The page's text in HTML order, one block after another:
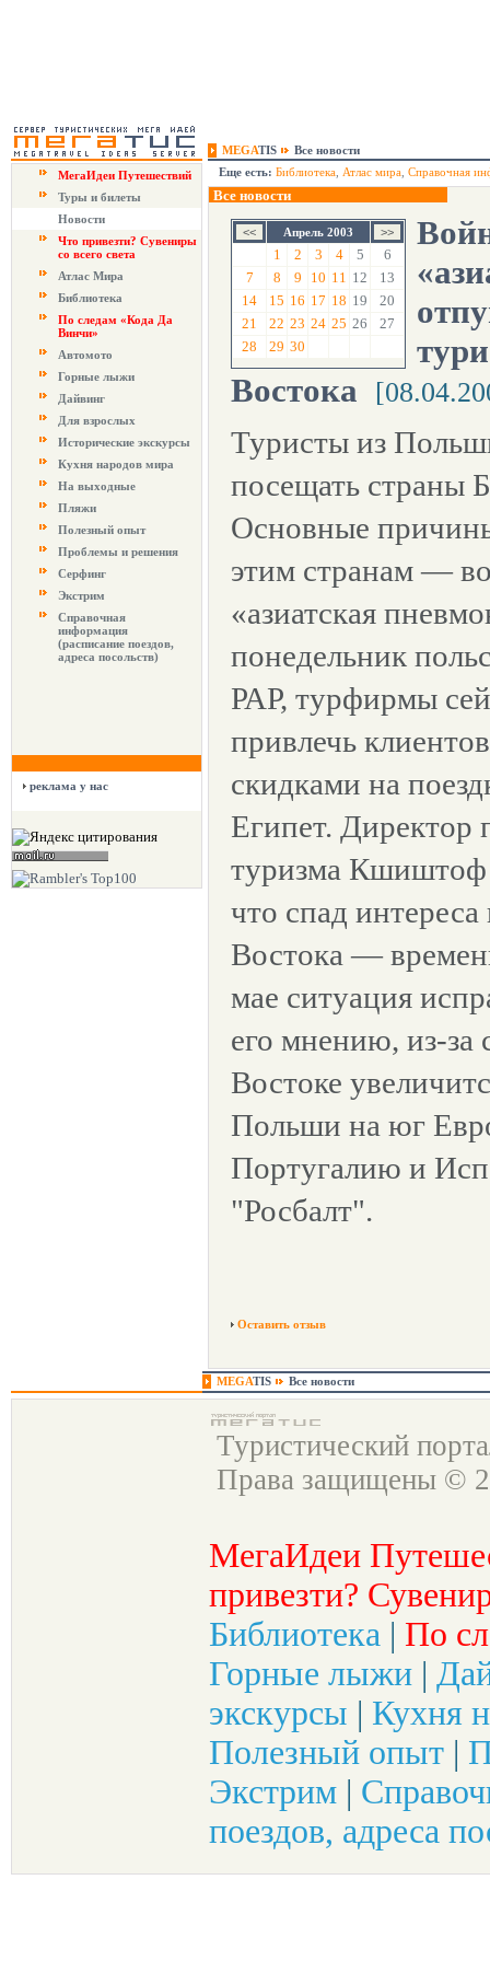
MEGATIS
Все новости
МегаИдеи Путешествий
Туры и билеты
Новости
Что привезти? Сувениры
со всего света
Атлас Мира
Библиотека
По следам «Кода Да
Винчи»
Автомото
Горные лыжи
Дайвинг
Для взрослых
Исторические экскурсы
Кухня народов мира
На выходные
Пляжи
Полезный опыт
Проблемы и решения
Серфинг
Экстрим
Справочная
информация
(расписание поездов,
адреса посольств)
реклама у нас
Еще есть: Библиотека Атлас мира Справочная
Все новости
Апрель 2003
1 2 3 4 5
6
7
8 9 10 11 12
13
14
15 16 17 18 19
20
21
22 23 24 25 26
27
28
29 30
Востока
Туристы из
посещать страны
Основные
этим странам —
«азиатская
понедельник
РАР, турфирмы
привлечь
скидками на
Египет. Директор
туризма Кшиштоф
что спад
Востока —
мае ситуация
его мнению, из-
Востоке
Польши на юг
Португалию и
"Росбалт".
Оставить отзыв
MEGATIS Все новости
Туристический
Права защищены ©
МегаИдеи
привезти?
Библиотека | По
Горные лыжи |
экскурсы | Кухня
Полезный опыт |
Экстрим |
поездов, адреса